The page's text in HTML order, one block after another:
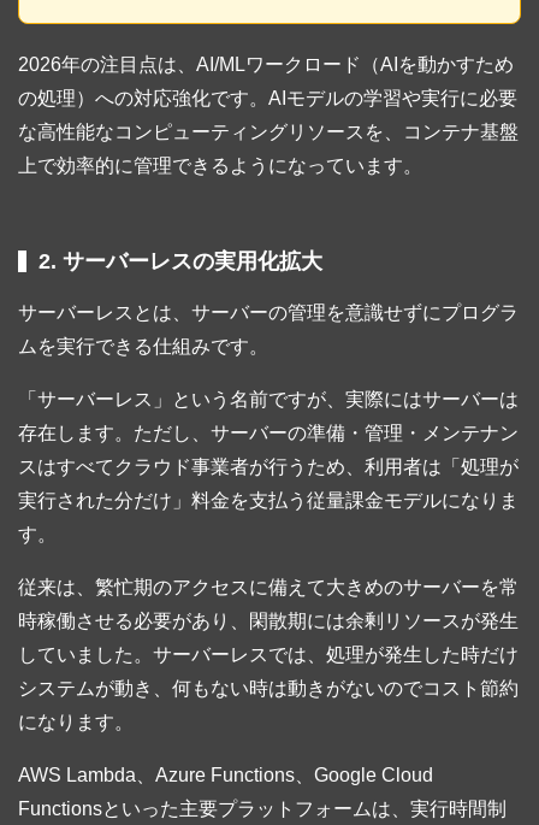
2026年の注目点は、AI/MLワークロード（AIを動かすため
の処理）への対応強化です。AIモデルの学習や実行に必要
な高性能なコンピューティングリソースを、コンテナ基盤
上で効率的に管理できるようになっています。
2. サーバーレスの実用化拡大
サーバーレスとは、サーバーの管理を意識せずにプログラ
ムを実行できる仕組みです。
「サーバーレス」という名前ですが、実際にはサーバーは
存在します。ただし、サーバーの準備・管理・メンテナン
スはすべてクラウド事業者が行うため、利用者は「処理が
実行された分だけ」料金を支払う従量課金モデルになりま
す。
従来は、繁忙期のアクセスに備えて大きめのサーバーを常
時稼働させる必要があり、閑散期には余剰リソースが発生
していました。サーバーレスでは、処理が発生した時だけ
システムが動き、何もない時は動きがないのでコスト節約
になります。
AWS Lambda、Azure Functions、Google Cloud
Functionsといった主要プラットフォームは、実行時間制